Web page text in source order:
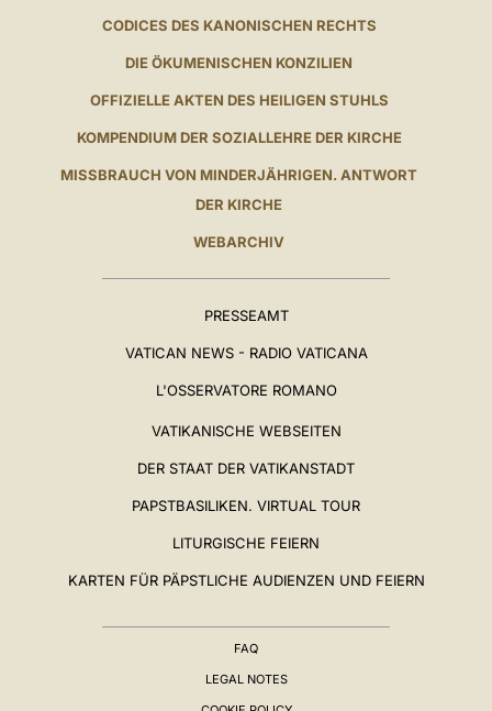
CODICES DES KANONISCHEN RECHTS
DIE ÖKUMENISCHEN KONZILIEN
OFFIZIELLE AKTEN DES HEILIGEN STUHLS
KOMPENDIUM DER SOZIALLEHRE DER KIRCHE
MISSBRAUCH VON MINDERJÄHRIGEN. ANTWORT
DER KIRCHE
WEBARCHIV
PRESSEAMT
VATICAN NEWS - RADIO VATICANA
L'OSSERVATORE ROMANO
VATIKANISCHE WEBSEITEN
DER STAAT DER VATIKANSTADT
PAPSTBASILIKEN. VIRTUAL TOUR
LITURGISCHE FEIERN
KARTEN FÜR PÄPSTLICHE AUDIENZEN UND FEIERN
FAQ
LEGAL NOTES